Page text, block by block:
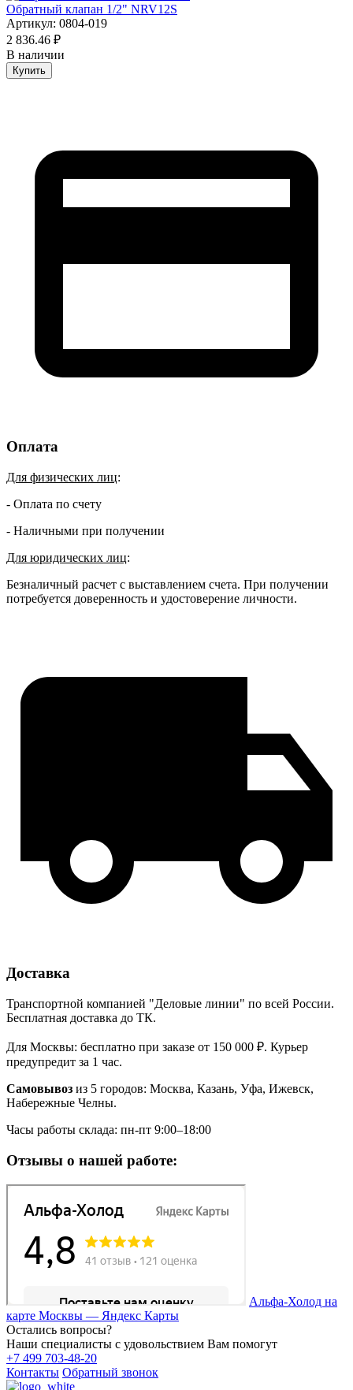
Обратный клапан 1/2" NRV12S
Артикул: 0804-019
2 836.46 ₽
В наличии
Купить
Оплата
Для физических лиц:
- Оплата по счету
- Наличными при получении
Для юридических лиц:
Безналичный расчет с выставлением счета. При получении
потребуется доверенность и удостоверение личности.
Доставка
Транспортной компанией "Деловые линии" по всей России.
Бесплатная доставка до ТК.
Для Москвы: бесплатно при заказе от 150 000 ₽. Курьер
предупредит за 1 час.
Самовывоз из 5 городов: Москва, Казань, Уфа, Ижевск,
Набережные Челны.
Часы работы склада: пн-пт 9:00–18:00
Отзывы о нашей работе:
Альфа-Холод на
карте Москвы — Яндекс Карты
Остались вопросы?
Наши специалисты с удовольствием Вам помогут
+7 499 703-48-20
Контакты Обратный звонок